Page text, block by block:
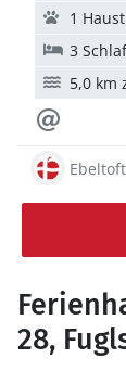
1
3
5,0 km
28,